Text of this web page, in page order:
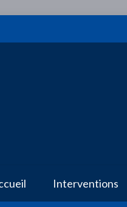
Interventions